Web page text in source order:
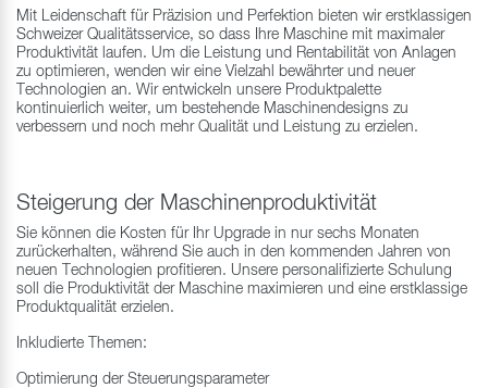
Mit Leidenschaft für Präzision und Perfektion bieten wir erstklassigen
Schweizer Qualitätsservice, so dass Ihre Maschine mit maximaler
Produktivität laufen. Um die Leistung und Rentabilität von Anlagen
zu optimieren, wenden wir eine Vielzahl bewährter und neuer
Technologien an. Wir entwickeln unsere Produktpalette
kontinuierlich weiter, um bestehende Maschinendesigns zu
verbessern und noch mehr Qualität und Leistung zu erzielen.
Steigerung der Maschinenproduktivität
Sie können die Kosten für Ihr Upgrade in nur sechs Monaten
zurückerhalten, während Sie auch in den kommenden Jahren von
neuen Technologien profitieren. Unsere personalifizierte Schulung
soll die Produktivität der Maschine maximieren und eine erstklassige
Produktqualität erzielen.
Inkludierte Themen:
Optimierung der Steuerungsparameter